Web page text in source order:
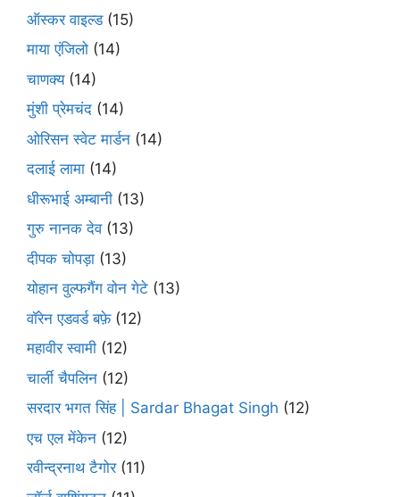
ऑस्कर वाइल्ड(15)
माया एंजिलो (14)
चाणक्य(14)
मुंशी प्रेमचंद (14)
ओरिसन स्‍वेट मार्डन (14)
दलाई लामा (14)
धीरूभाई अम्बानी (13)
गुरु नानक देव(13)
दीपक चोपड़ा (13)
योहान वुल्फगैंग वोन गेटे (13)
वॉरेन एडवर्ड बफ़े(12)
महावीर स्वामी (12)
चार्ली चैपलिन (12)
सरदार भगत सिंह | Sardar Bhagat Singh (12)
एच एल मेंकेन (12)
रवीन्द्रनाथ टैगोर(11)